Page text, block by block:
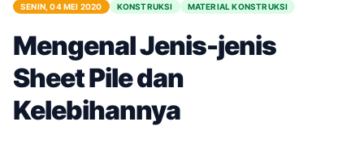
SENIN, 04 MEI 2020 KONSTRUKSI MATERIAL KONSTRUKSI
Mengenal Jenis-jenis
Sheet Pile dan
Kelebihannya